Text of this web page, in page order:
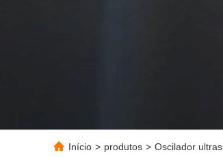
Início > produtos > Oscilador